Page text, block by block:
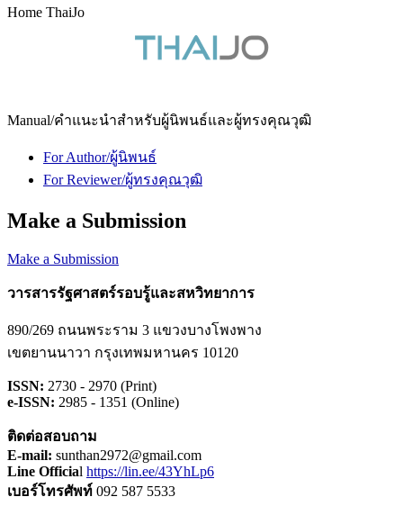
Home ThaiJo
Manual/คำแนะนำสำหรับผู้นิพนธ์และผู้ทรงคุณวุฒิ
For Author/ผู้นิพนธ์
For Reviewer/ผู้ทรงคุณวุฒิ
Make a Submission
Make a Submission
วารสารรัฐศาสตร์รอบรู้และสหวิทยาการ
890/269 ถนนพระราม 3 แขวงบางโพงพาง
เขตยานนาวา กรุงเทพมหานคร 10120
ISSN: 2730 - 2970 (Print)
e-ISSN: 2985 - 1351 (Online)
ติดต่อสอบถาม
E-mail: sunthan2972@gmail.com
Line Official https://lin.ee/43YhLp6
เบอร์โทรศัพท์ 092 587 5533